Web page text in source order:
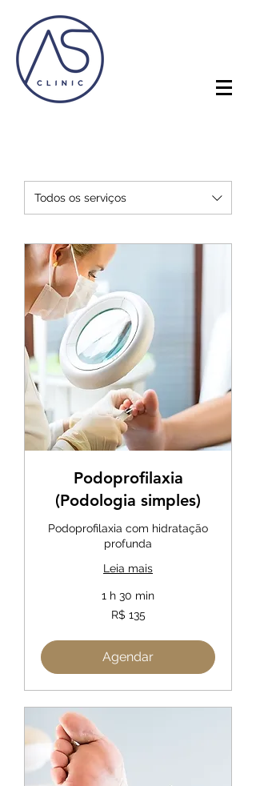
Todos os serviços
Podoprofilaxia
(Podologia simples)
Podoprofilaxia com hidratação
profunda
Leia mais
1 h 30 min
R$ 135
Agendar